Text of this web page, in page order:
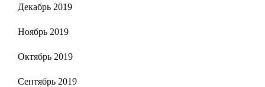
Декабрь 2019
Ноябрь 2019
Октябрь 2019
Сентябрь 2019